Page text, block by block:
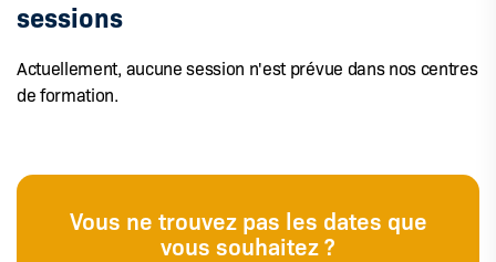
sessions
Actuellement, aucune session n'est prévue dans nos centres
de formation.
Vous ne trouvez pas les dates que
vous souhaitez ?